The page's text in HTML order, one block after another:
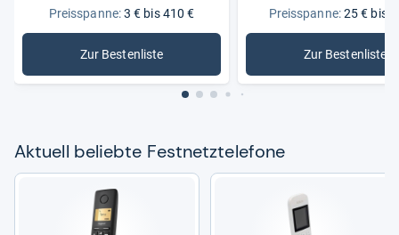
Preisspanne:3 € bis 410 €
Zur Bestenliste: Festnetztelefone
Preisspanne:25 € bis
Zur Bestenliste
:
Aktu­ell beliebte Fest­netz­te­le­fone